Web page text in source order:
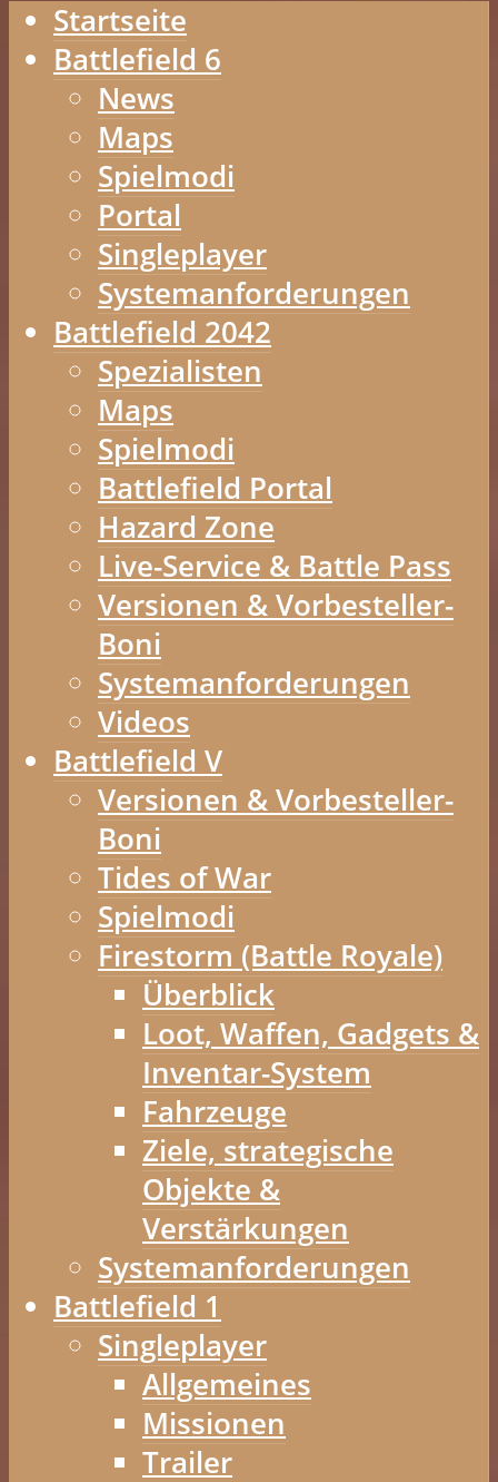
Startseite
Battlefield 6
News
Maps
Spielmodi
Portal
Singleplayer
Systemanforderungen
Battlefield 2042
Spezialisten
Maps
Spielmodi
Battlefield Portal
Hazard Zone
Live-Service & Battle Pass
Versionen & Vorbesteller-
Boni
Systemanforderungen
Videos
Battlefield V
Versionen & Vorbesteller-
Boni
Tides of War
Spielmodi
Firestorm (Battle Royale)
Überblick
Loot, Waffen, Gadgets &
Inventar-System
Fahrzeuge
Ziele, strategische
Objekte &
Verstärkungen
Systemanforderungen
Battlefield 1
Singleplayer
Allgemeines
Missionen
Trailer